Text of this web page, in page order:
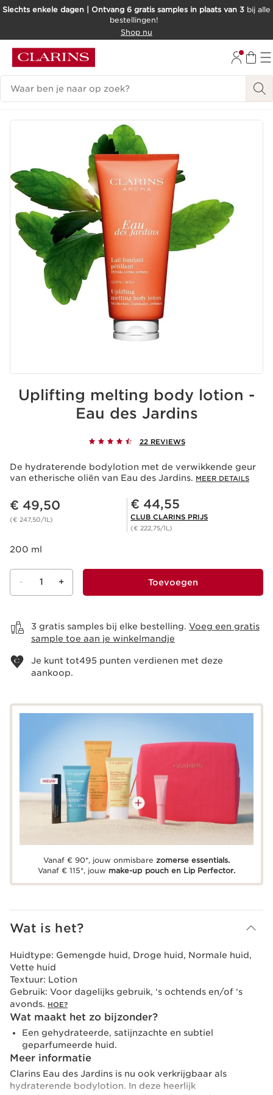
DOORGAAN NAAR INHOUD
Slechts enkele dagen | Ontvang 6 gratis samples in plaats van 3 bij alle
bestellingen!
Shop nu
Zoekgeschiedenis
Uplifting melting body lotion -
Eau des Jardins
22 REVIEWS
De hydraterende bodylotion met de verwikkende geur
van etherische oliën van Eau des Jardins. MEER DETAILS
Dit is nu de prijs € 49,50
€ 49,50
(€ 247,50/1L)
Club Clarins Prijs € 44,55
€ 44,55
CLUB CLARINS PRIJS
(€ 222,75/1L)
200 ml
- 1 + Toevoegen
3 gratis samples bij elke bestelling. Voeg een gratis
sample toe aan je winkelmandje
Je kunt tot495 punten verdienen met deze
aankoop.
Vanaf € 90*, jouw onmisbare zomerse essentials.
Vanaf € 115*, jouw make-up pouch en Lip Perfector.
Wat is het?
Huidtype: Gemengde huid, Droge huid, Normale huid,
Vette huid
Textuur: Lotion
Gebruik: Voor dagelijks gebruik, ‘s ochtends en/of ‘s
avonds. HOE?
Wat maakt het zo bijzonder?
Een gehydrateerde, satijnzachte en subtiel
geparfumeerde huid.
Meer informatie
Clarins Eau des Jardins is nu ook verkrijgbaar als
hydraterende bodylotion. In deze heerlijk